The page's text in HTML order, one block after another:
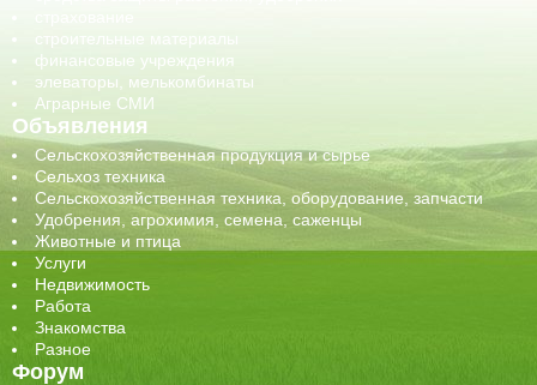
строительные материалы
финансовые учреждения
элеваторы, мелькомбинаты
Аграрные СМИ
Объявления
Сельскохозяйственная продукция и сырье
Сельхоз техника
Сельскохозяйственная техника, оборудование, запчасти
Удобрения, агрохимия, семена, саженцы
Животные и птица
Услуги
Недвижимость
Работа
Знакомства
Разное
Форум